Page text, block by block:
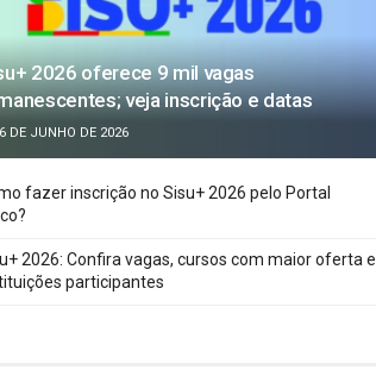
2026 oferece 9 mil vagas
veja inscrição e datas
DE JUNHO DE 2026
fazer inscrição no Sisu+ 2026 pelo Portal
2026: Confira vagas, cursos com maior oferta e
participantes